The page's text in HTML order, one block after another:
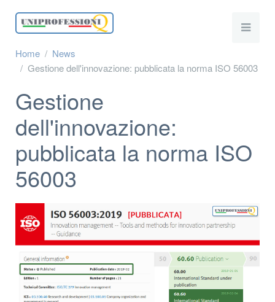
Home
News
Gestione dell'innovazione: pubblicata la norma ISO 56003
Gestione
dell'innovazione:
pubblicata la norma ISO
56003